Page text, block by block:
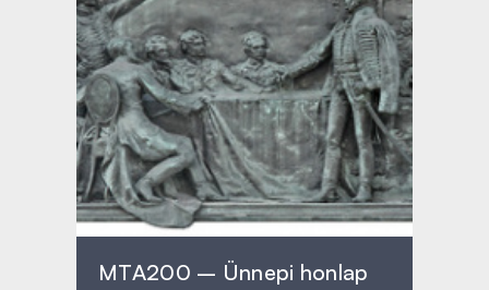
MTA200 – Ünnepi honlap